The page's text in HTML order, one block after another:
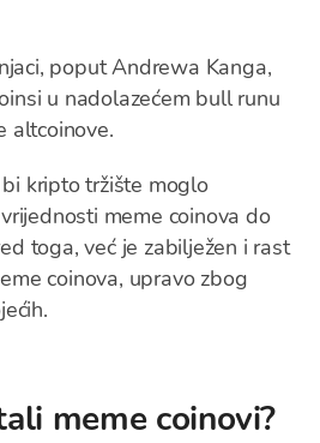
poput Andrewa Kanga,
u nadolazećem bull runu
altcoinove.
kripto tržište moglo
meme coinova do
toga, već je zabilježen i rast
coinova, upravo zbog
meme coinovi?